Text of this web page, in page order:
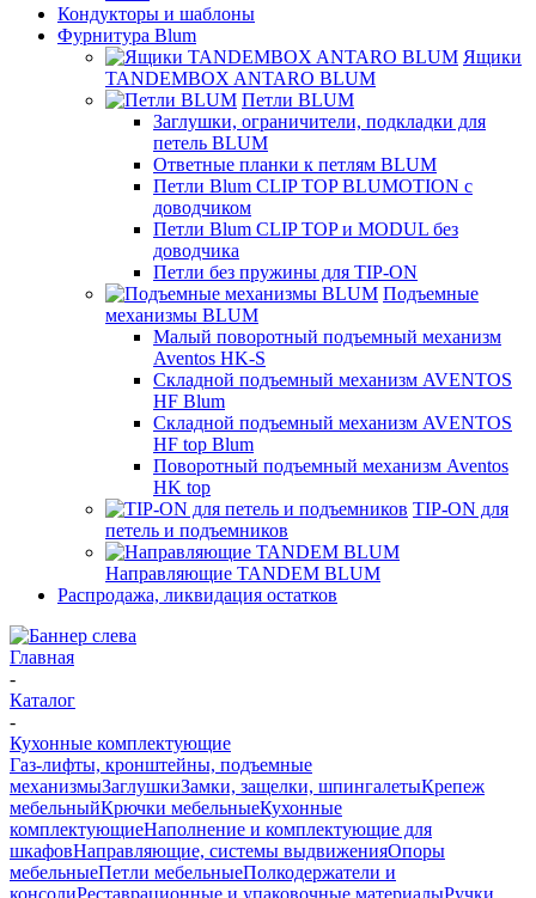
Кондукторы и шаблоны
Фурнитура Blum
Ящики
TANDEMBOX ANTARO BLUM
Петли BLUM
Заглушки, ограничители, подкладки для
петель BLUM
Ответные планки к петлям BLUM
Петли Blum CLIP TOP BLUMOTION с
доводчиком
Петли Blum CLIP TOP и MODUL без
доводчика
Петли без пружины для TIP-ON
Подъемные
механизмы BLUM
Малый поворотный подъемный механизм
Aventos HK-S
Складной подъемный механизм AVENTOS
HF Blum
Складной подъемный механизм AVENTOS
HF top Blum
Поворотный подъемный механизм Aventos
HK top
TIP-ON для
петель и подъемников
Направляющие TANDEM BLUM
Распродажа, ликвидация остатков
Главная
-
Каталог
-
Кухонные комплектующие
Газ-лифты, кронштейны, подъемные
механизмыЗаглушкиЗамки, защелки, шпингалетыКрепеж
мебельныйКрючки мебельныеКухонные
комплектующиеНаполнение и комплектующие для
шкафовНаправляющие, системы выдвиженияОпоры
мебельныеПетли мебельныеПолкодержатели и
консолиРеставрационные и упаковочные материалыРучки